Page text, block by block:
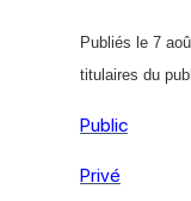
Publiés le 7
titulaires du
Public
Privé